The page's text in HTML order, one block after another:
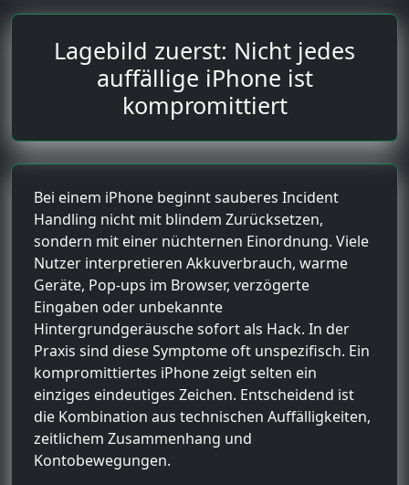
Lagebild zuerst: Nicht jedes
auffällige iPhone ist
kompromittiert
Bei einem iPhone beginnt sauberes Incident
Handling nicht mit blindem Zurücksetzen,
sondern mit einer nüchternen Einordnung. Viele
Nutzer interpretieren Akkuverbrauch, warme
Geräte, Pop-ups im Browser, verzögerte
Eingaben oder unbekannte
Hintergrundgeräusche sofort als Hack. In der
Praxis sind diese Symptome oft unspezifisch. Ein
kompromittiertes iPhone zeigt selten ein
einziges eindeutiges Zeichen. Entscheidend ist
die Kombination aus technischen Auffälligkeiten,
zeitlichem Zusammenhang und
Kontobewegungen.